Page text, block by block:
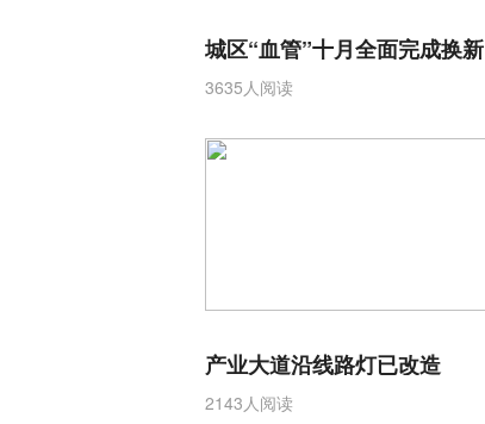
城区“血管”十月全面完成换新
3635人阅读
产业大道沿线路灯已改造
2143人阅读